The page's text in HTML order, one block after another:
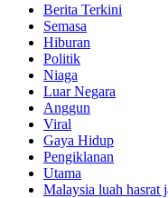
Berita Terkini
Semasa
Hiburan
Politik
Niaga
Luar Negara
Anggun
Viral
Gaya Hidup
Pengiklanan
Utama
Malaysia luah hasrat